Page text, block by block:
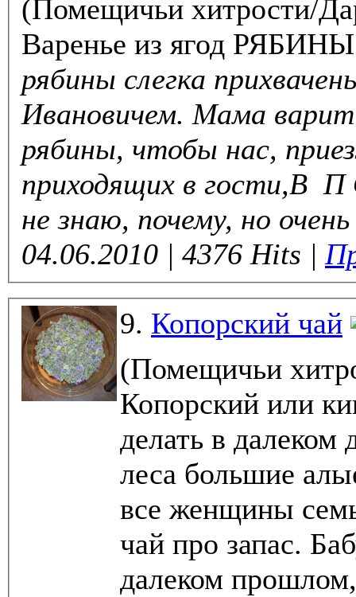
(Помещичьи хитрости/
Варенье из ягод
рябины слегка
Ивановичем. Мама варит
рябины, чтобы нас,
приходящих в гости,В
не знаю, почему, но
04.06.2010 | 4376 Hits |
9. Копорский чай
(Помещичьи
Копорский или
делать в далеком
леса большие
все женщины
чай про запас.
далеком